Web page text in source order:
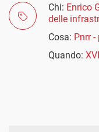
Chi: Enrico
delle
Cosa: Pnrr
Quando: